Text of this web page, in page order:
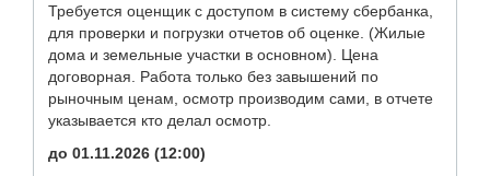
Требуется оценщик с доступом в систему сбербанка,
для проверки и погрузки отчетов об оценке. (Жилые
дома и земельные участки в основном). Цена
договорная. Работа только без завышений по
рыночным ценам, осмотр производим сами, в отчете
указывается кто делал осмотр.
до 01.11.2026 (12:00)